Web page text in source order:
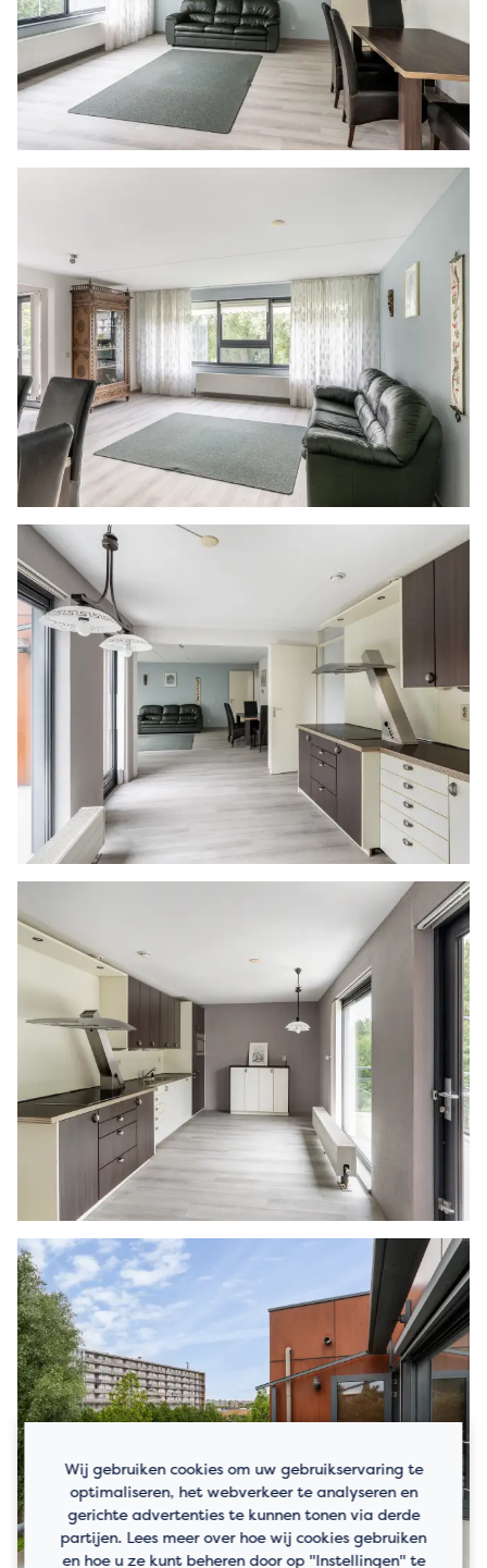
Wij gebruiken cookies om uw gebruikservaring te
optimaliseren, het webverkeer te analyseren en
gerichte advertenties te kunnen tonen via derde
partijen. Lees meer over hoe wij cookies gebruiken
en hoe u ze kunt beheren door op "Instellingen" te